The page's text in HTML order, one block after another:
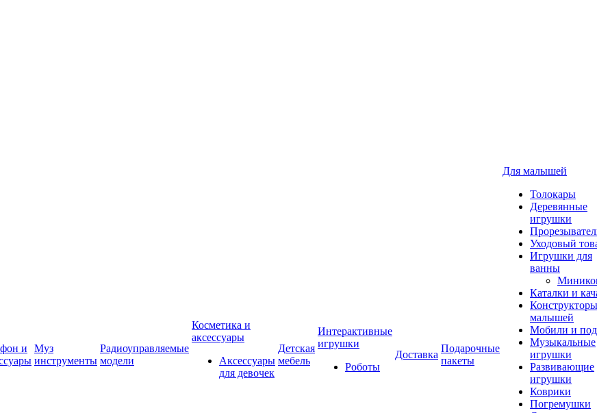
и
Муз
инструменты
Радиоуправляемые
модели
Косметика и
аксессуары
Аксессуары
для девочек
Детская
мебель
Интерактивные
игрушки
Роботы
Доставка
Подарочные
пакеты
Для малышей
Толокары
Деревянные
игрушки
Уходовый
Игрушки для
ванны
Каталки и
малышей
Мобили и
Музыкальные
игрушки
Развивающие
игрушки
Коврики
Погремушки